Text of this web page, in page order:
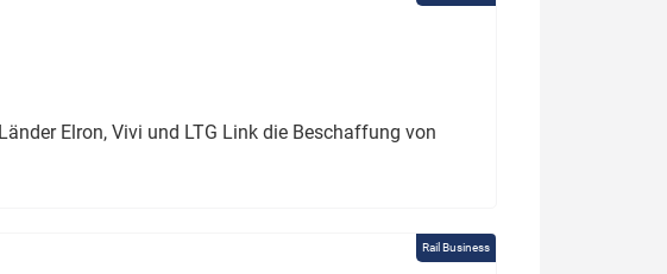
Elron, Vivi und LTG Link die Beschaffung von
Rail Business